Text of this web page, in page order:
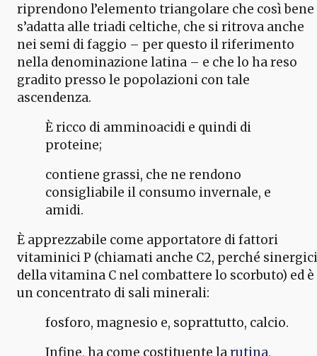
riprendono l’elemento triangolare che così bene
s’adatta alle triadi celtiche, che si ritrova anche
nei semi di faggio – per questo il riferimento
nella denominazione latina – e che lo ha reso
gradito presso le popolazioni con tale
ascendenza.
È ricco di amminoacidi e quindi di
proteine;
contiene grassi, che ne rendono
consigliabile il consumo invernale, e
amidi.
È apprezzabile come apportatore di fattori
vitaminici P (chiamati anche C2, perché sinergici
della vitamina C nel combattere lo scorbuto) ed è
un concentrato di sali minerali:
fosforo, magnesio e, soprattutto, calcio.
Infine, ha come costituente larutina,